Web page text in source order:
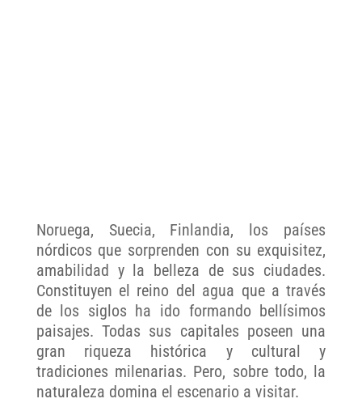
Noruega, Suecia, Finlandia, los países
nórdicos que sorprenden con su exquisitez,
amabilidad y la belleza de sus ciudades.
Constituyen el reino del agua que a través
de los siglos ha ido formando bellísimos
paisajes. Todas sus capitales poseen una
gran riqueza histórica y cultural y
tradiciones milenarias. Pero, sobre todo, la
naturaleza domina el escenario a visitar.